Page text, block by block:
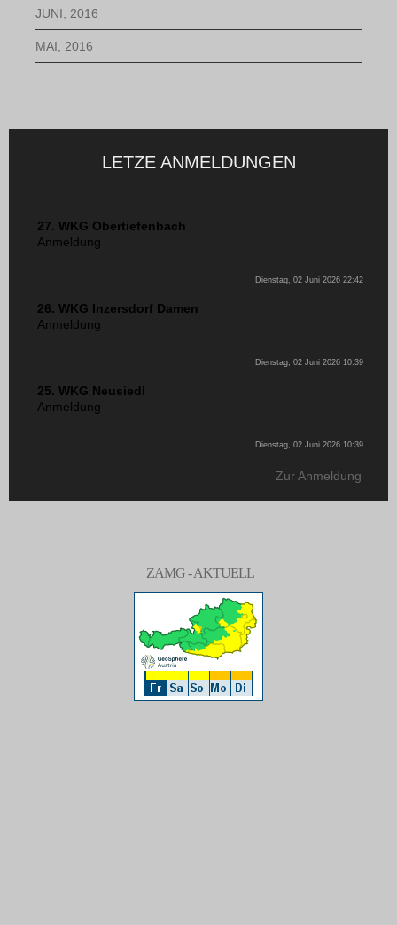
JUNI, 2016
MAI, 2016
LETZE ANMELDUNGEN
27. WKG Obertiefenbach
Anmeldung
Dienstag, 02 Juni 2026 22:42
26. WKG Inzersdorf Damen
Anmeldung
Dienstag, 02 Juni 2026 10:39
25. WKG Neusiedl
Anmeldung
Dienstag, 02 Juni 2026 10:39
Zur Anmeldung
ZAMG - AKTUELL